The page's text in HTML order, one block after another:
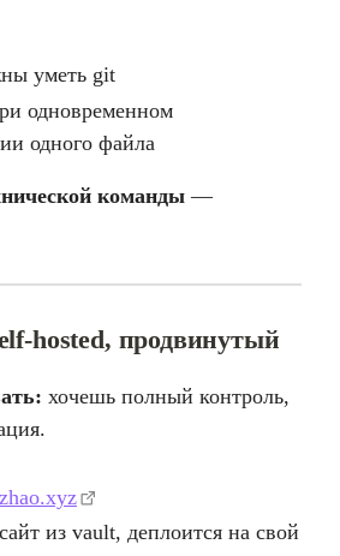
уметь git
одновременном
одного файла
команды —
hosted, продвинутый
хочешь полный контроль,
из vault, деплоится на свой